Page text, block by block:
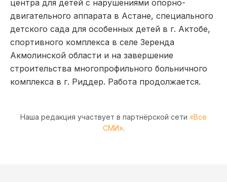
центра для детей с нарушениями опорно-
двигательного аппарата в Астане, специального
детского сада для особенных детей в г. Актобе,
спортивного комплекса в селе Зеренда
Акмолинской области и на завершение
строительства многопрофильного больничного
комплекса в г. Риддер. Работа продолжается.
Наша редакция участвует в партнёрской сети «Все
СМИ».